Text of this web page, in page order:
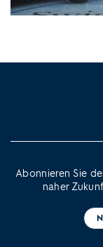
Abonnieren Sie
naher